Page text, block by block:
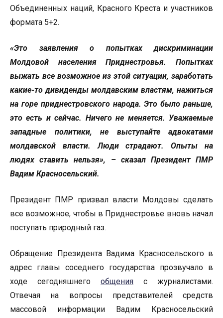
Объединенных наций, Красного Креста и участников
формата 5+2.
«Это заявления о попытках дискриминации
Молдовой населения Приднестровья. Попытках
выжать все возможное из этой ситуации, заработать
какие-то дивиденды молдавским властям, нажиться
на горе приднестровского народа. Это было раньше,
это есть и сейчас. Ничего не меняется. Уважаемые
западные политики, не выступайте адвокатами
молдавской власти. Люди страдают. Опыты на
людях ставить нельзя», – сказал Президент ПМР
Вадим Красносельский.
Президент ПМР призвал власти Молдовы сделать
все возможное, чтобы в Приднестровье вновь начал
поступать природный газ.
Обращение Президента Вадима Красносельского в
адрес главы соседнего государства прозвучало в
ходе сегодняшнего общения с журналистами.
Отвечая на вопросы представителей средств
массовой информации Вадим Красносельский